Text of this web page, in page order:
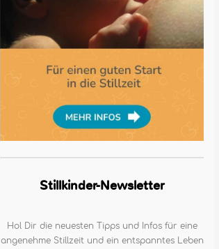
Stillkinder-Newsletter
Hol Dir die neuesten Tipps und Infos für eine
angenehme Stillzeit und ein entspanntes Leben